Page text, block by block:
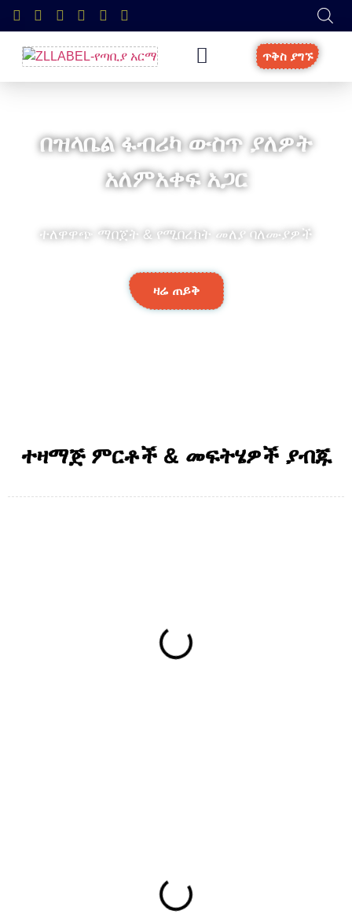
ጥቅስ ያግኙ
በዝላቤል ፋብሪካ ውስጥ ያለዎት
አለምአቀፍ አጋር
ተለዋዋጭ ማበጀት & የሚበረክት መለያ ባለሙያዎች
ዛሬ ጠይቅ
ተዛማጅ ምርቶች & መፍትሄዎች ያብጁ